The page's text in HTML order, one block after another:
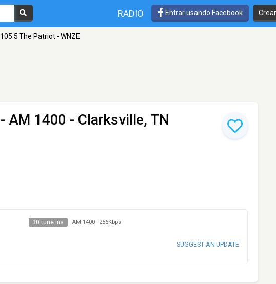
RADIO Entrar usando Facebook
105.5 The Patriot - WNZE
- AM 1400 - Clarksville, TN
30 tune ins AM 1400- 256Kbps
SUGGEST AN UPDATE